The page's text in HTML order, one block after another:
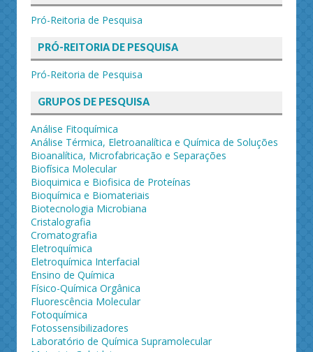
Pró-Reitoria de Pesquisa
PRÓ-REITORIA DE PESQUISA
Pró-Reitoria de Pesquisa
GRUPOS DE PESQUISA
Análise Fitoquímica
Análise Térmica, Eletroanalítica e Química de Soluções
Bioanalítica, Microfabricação e Separações
Biofísica Molecular
Bioquimica e Biofisica de Proteínas
Bioquímica e Biomateriais
Biotecnologia Microbiana
Cristalografia
Cromatografia
Eletroquímica
Eletroquímica Interfacial
Ensino de Química
Físico-Química Orgânica
Fluorescência Molecular
Fotoquímica
Fotossensibilizadores
Laboratório de Química Supramolecular